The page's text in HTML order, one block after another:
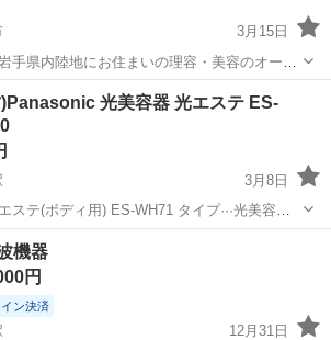
3月15日
手県内陸地にお住まいの理容・美容のオーナ
ビス業の経験もありましたが、理美容の開業
したが、これから開業予定の方にお安くお譲
なりに古...
家電 理美容
光美容器 光エステ ES-
3月8日
WH71 タイプ···光美容器
せて頂き...
駅
機器
円
ン決済
12月31日